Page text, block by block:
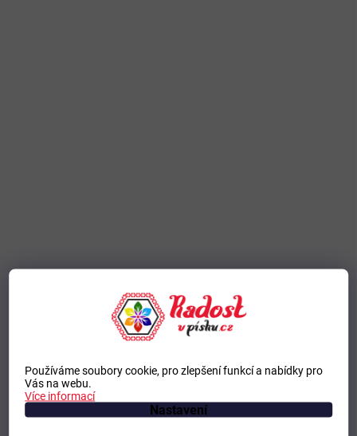
Používáme soubory cookie, pro zlepšení funkcí a nabídky pro
Vás na webu.
Více informací
Nastavení